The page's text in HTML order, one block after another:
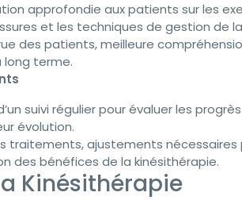
approfondie aux patients sur les
et les techniques de gestion de
des patients, meilleure
terme.
suivi régulier pour évaluer les
évolution.
traitements, ajustements nécessaires
des bénéfices de la kinésithérapie.
Kinésithérapie